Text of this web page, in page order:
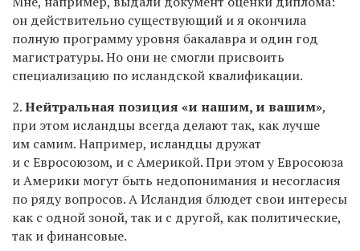
он действительно существующий и я окончила
полную программу уровня бакалавра и один год
магистратуры. Но они не смогли присвоить
специализацию по исландской квалификации.
2.Нейтральная позиция «и нашим, и вашим»,
при этом исландцы всегда делают так, как лучше
им самим. Например, исландцы дружат
и с Евросоюзом, и с Америкой. При этом у Евросоюза
и Америки могут быть недопонимания и несогласия
по ряду вопросов. А Исландия блюдет свои интересы
как с одной зоной, так и с другой, как политические,
так и финансовые.